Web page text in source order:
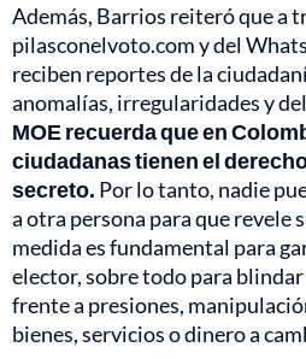
Además, Barrios reiteró que a
pilasconelvoto.com y del
reciben reportes de la
anomalías, irregularidades y
MOE recuerda que en
ciudadanas tienen el
secreto. Por lo tanto, nadie
a otra persona para que revele
medida es fundamental para
elector, sobre todo para
frente a presiones,
bienes, servicios o dinero a